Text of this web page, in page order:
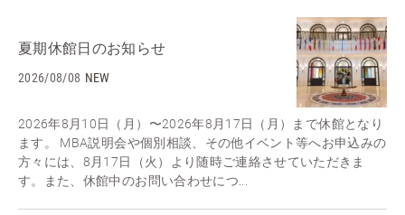
夏期休館日のお知らせ
2026/08/08 NEW
2026年8月10日（月）〜2026年8月17日（月）まで休館となり
ます。 MBA説明会や個別相談、その他イベント等へお申込みの
方々には、8月17日（火）より随時ご連絡させていただきま
す。また、休館中のお問い合わせにつ...